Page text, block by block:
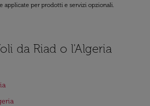
applicate per prodotti e servizi opzionali.
da Riad o l'Algeria